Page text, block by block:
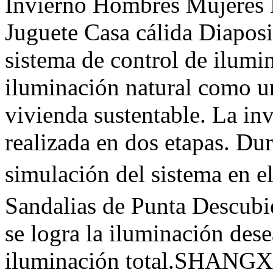
Juguete Casa cálida
sistema de control de
iluminación natural como
vivienda sustentable. La
realizada en dos etapas.
simulación del sistema en
Sandalias de Punta
se logra la iluminación
iluminación